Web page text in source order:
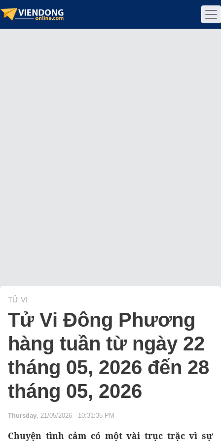
TỬ VI
Tử Vi Đông Phương
hàng tuần từ ngày 22
tháng 05, 2026 đến 28
tháng 05, 2026
Thursday, 21/05/2026 - 10:31:35 PM
Chuyện tình cảm có một vài trục trặc vì sự